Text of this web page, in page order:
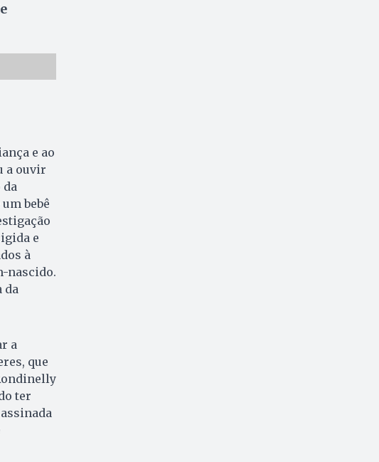
e ao
a ouvir
bebê
e
à
nascido.
da
a
que
ter